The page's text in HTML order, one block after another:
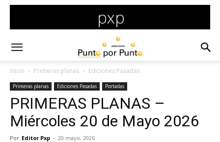
Inicio Primeras planas Ediciones Pasadas
Primeras planas Ediciones Pasadas Portadas
PRIMERAS PLANAS –
Miércoles 20 de Mayo 2026
Por Editor Pxp - 20 mayo, 2026